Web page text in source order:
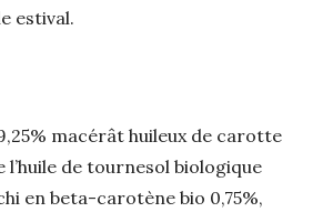
estival.
macérât huileux de carotte
l’huile de tournesol biologique
en beta-carotène bio 0,75%,